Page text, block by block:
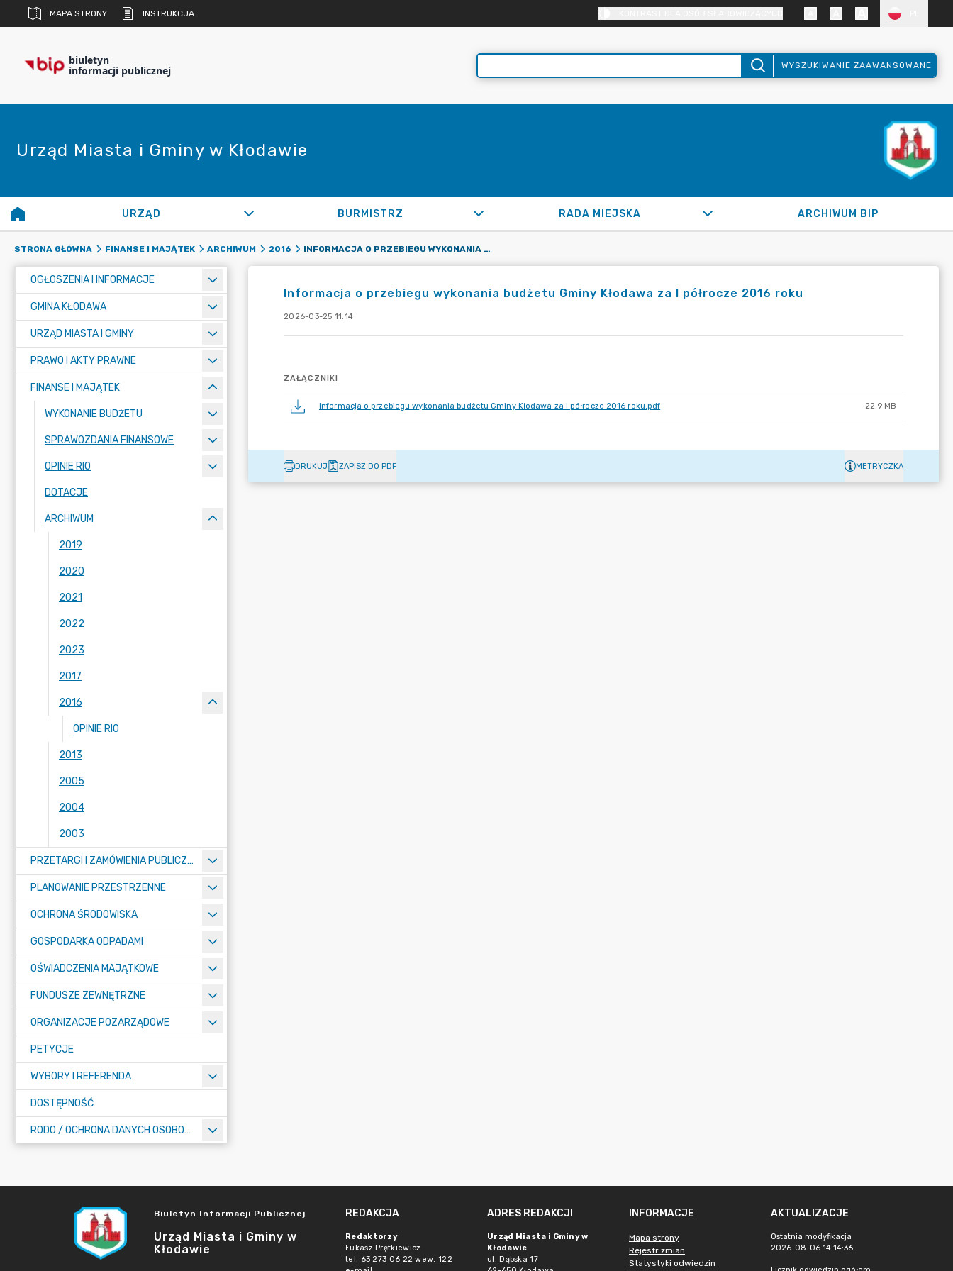
MAPA STRONY INSTRUKCJA
biuletyn
informacji publicznej WYSZUKIWANIE ZAAWANSOWANE
Urząd Miasta i Gminy w Kłodawie
URZĄD BURMISTRZ RADA MIEJSKA ARCHIWUM BIP
STRONA GŁÓWNA FINANSE I MAJĄTEK ARCHIWUM 2016 INFORMACJA O PRZEBIEGU WYKONANIA BUDŻETU GMINY KŁODAWA ZA I PÓŁROCZE 2016 ROKU
OGŁOSZENIA I INFORMACJE
GMINA KŁODAWA
URZĄD MIASTA I GMINY
PRAWO I AKTY PRAWNE
FINANSE I MAJĄTEK
WYKONANIE BUDŻETU
SPRAWOZDANIA FINANSOWE
OPINIE RIO
DOTACJE
ARCHIWUM
2019
2020
2021
2022
2023
2017
2016
OPINIE RIO
2013
2005
2004
2003
PRZETARGI I ZAMÓWIENIA PUBLICZNE
PLANOWANIE PRZESTRZENNE
OCHRONA ŚRODOWISKA
GOSPODARKA ODPADAMI
OŚWIADCZENIA MAJĄTKOWE
FUNDUSZE ZEWNĘTRZNE
ORGANIZACJE POZARZĄDOWE
PETYCJE
WYBORY I REFERENDA
DOSTĘPNOŚĆ
RODO / OCHRONA DANYCH OSOBOWYCH
Informacja o przebiegu wykonania budżetu Gminy Kłodawa za I półrocze 2016 roku
2026-03-25 11:14
ZAŁĄCZNIKI
Informacja o przebiegu wykonania budżetu Gminy Kłodawa za I półrocze 2016 roku.pdf 22.9 MB
DRUKUJ ZAPISZ DO PDF METRYCZKA
Biuletyn Informacji Publicznej
Urząd Miasta i Gminy w
Kłodawie
REDAKCJA
Redaktorzy
Łukasz Prętkiewicz
tel. 63 273 06 22 wew. 122
ADRES REDAKCJI
Urząd Miasta i Gminy w
Kłodawie
ul. Dąbska 17
INFORMACJE
Mapa strony
Rejestr zmian
Statystyki odwiedzin
AKTUALIZACJE
Ostatnia modyfikacja
2026-08-06 14:14:36